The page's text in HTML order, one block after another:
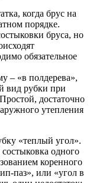
когда брус на
порядке.
бруса, но
обязательное
– «в полдерева»,
вид рубки при
достаточно
утепления
«теплый угол».
одного
коренного
паз», или «угол в